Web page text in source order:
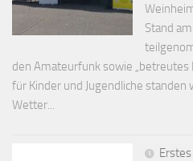
Stand
den Amateurfunk sowie „betreutes
für Kinder und Jugendliche
Wetter...